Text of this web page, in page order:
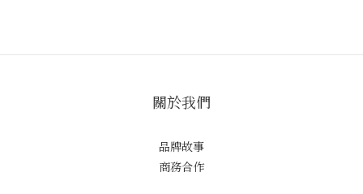
關於我們
品牌故事
商務合作